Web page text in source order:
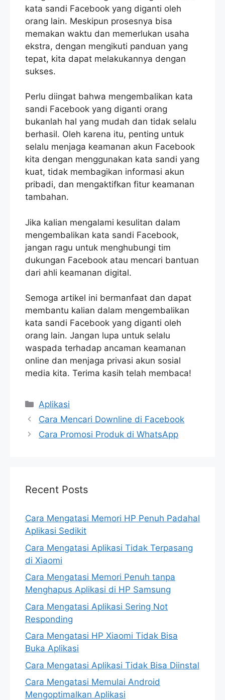
kata sandi Facebook yang diganti oleh
orang lain. Meskipun prosesnya bisa
memakan waktu dan memerlukan usaha
ekstra, dengan mengikuti panduan yang
tepat, kita dapat melakukannya dengan
sukses.
Perlu diingat bahwa mengembalikan kata
sandi Facebook yang diganti orang
bukanlah hal yang mudah dan tidak selalu
berhasil. Oleh karena itu, penting untuk
selalu menjaga keamanan akun Facebook
kita dengan menggunakan kata sandi yang
kuat, tidak membagikan informasi akun
pribadi, dan mengaktifkan fitur keamanan
tambahan.
Jika kalian mengalami kesulitan dalam
mengembalikan kata sandi Facebook,
jangan ragu untuk menghubungi tim
dukungan Facebook atau mencari bantuan
dari ahli keamanan digital.
Semoga artikel ini bermanfaat dan dapat
membantu kalian dalam mengembalikan
kata sandi Facebook yang diganti oleh
orang lain. Jangan lupa untuk selalu
waspada terhadap ancaman keamanan
online dan menjaga privasi akun sosial
media kita. Terima kasih telah membaca!
Categories
Aplikasi
Cara Mencari Downline di Facebook
Cara Promosi Produk di WhatsApp
Recent Posts
Cara Mengatasi Memori HP Penuh Padahal
Aplikasi Sedikit
Cara Mengatasi Aplikasi Tidak Terpasang
di Xiaomi
Cara Mengatasi Memori Penuh tanpa
Menghapus Aplikasi di HP Samsung
Cara Mengatasi Aplikasi Sering Not
Responding
Cara Mengatasi HP Xiaomi Tidak Bisa
Buka Aplikasi
Cara Mengatasi Aplikasi Tidak Bisa Diinstal
Cara Mengatasi Memulai Android
Mengoptimalkan Aplikasi